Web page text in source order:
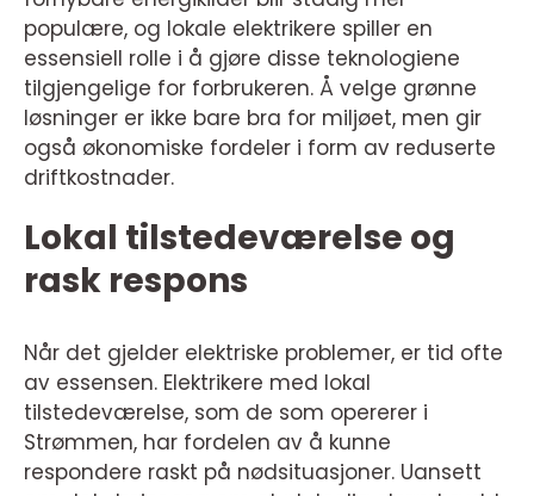
populære, og lokale elektrikere spiller en
essensiell rolle i å gjøre disse teknologiene
tilgjengelige for forbrukeren. Å velge grønne
løsninger er ikke bare bra for miljøet, men gir
også økonomiske fordeler i form av reduserte
driftkostnader.
Lokal tilstedeværelse og
rask respons
Når det gjelder elektriske problemer, er tid ofte
av essensen. Elektrikere med lokal
tilstedeværelse, som de som opererer i
Strømmen, har fordelen av å kunne
respondere raskt på nødsituasjoner. Uansett